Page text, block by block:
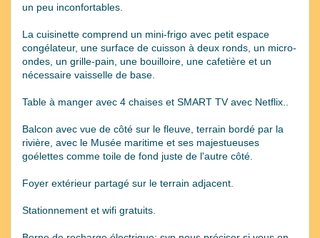
un peu inconfortables.
La cuisinette comprend un mini-frigo avec petit espace
congélateur, une surface de cuisson à deux ronds, un micro-
ondes, un grille-pain, une bouilloire, une cafetière et un
nécessaire vaisselle de base.
Table à manger avec 4 chaises et SMART TV avec Netflix..
Balcon avec vue de côté sur le fleuve, terrain bordé par la
rivière, avec le Musée maritime et ses majestueuses
goélettes comme toile de fond juste de l'autre côté.
Foyer extérieur partagé sur le terrain adjacent.
Stationnement et wifi gratuits.